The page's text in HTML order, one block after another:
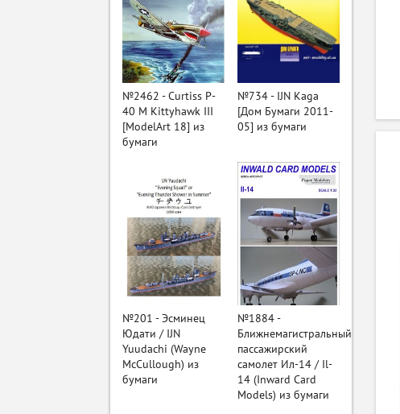
№2462 - Curtiss P-
40 M Kittyhawk III
[ModelArt 18] из
бумаги
№734 - IJN Kaga
[Дом Бумаги 2011-
05] из бумаги
№201 - Эсминец
Юдати / IJN
Yuudachi (Wayne
McCullough) из
бумаги
№1884 -
Ближнемагистральный
пассажирский
самолет Ил-14 / Il-
14 (Inward Card
Models) из бумаги